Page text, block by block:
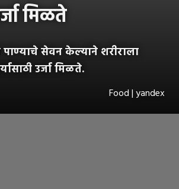
मिळते
सेवन केल्याने शरीराला
उर्जा मिळते.
Food | yandex